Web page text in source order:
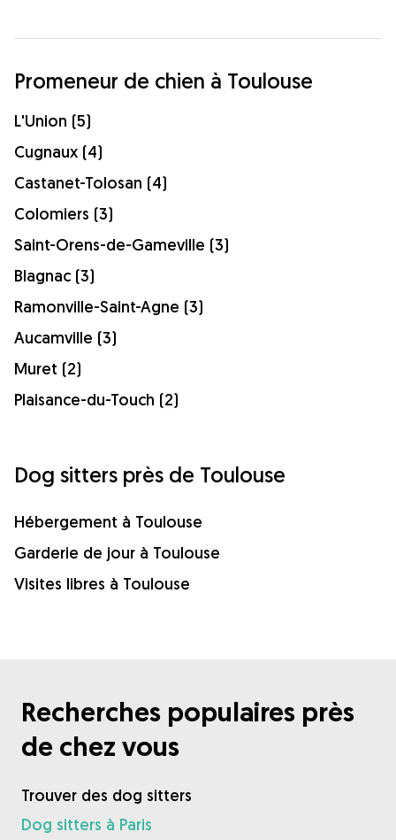
Promeneur de chien à Toulouse
L'Union (5)
Cugnaux (4)
Castanet-Tolosan (4)
Colomiers (3)
Saint-Orens-de-Gameville (3)
Blagnac (3)
Ramonville-Saint-Agne (3)
Aucamville (3)
Muret (2)
Plaisance-du-Touch (2)
Dog sitters près de Toulouse
Hébergement à Toulouse
Garderie de jour à Toulouse
Visites libres à Toulouse
Recherches populaires près
de chez vous
Trouver des dog sitters
Dog sitters à Paris